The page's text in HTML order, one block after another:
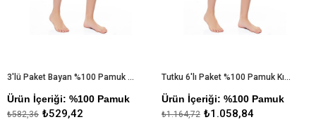
3'lü Paket Bayan %100 Pamuk Kısa Tayt
Ürün İçeriği: %100 Pamuk
₺529,42
₺582,36
Tutku 6'lı Paket %100 Pamuk Kısa Bayan Tayt
Ürün İçeriği: %100 Pamuk
₺1.058,84
₺1.164,72